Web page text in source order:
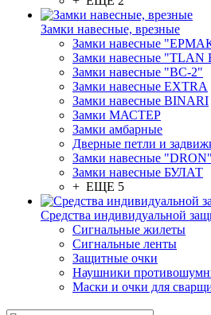
Замки навесные, врезные
Замки навесные
Замки навесные "TLAN
Замки навесные "ВС-2"
Замки навесные EXTRA
Замки навесные BINARI
Замки МАСТЕР
Замки амбарные
Дверные петли и
Замки навесные "DRON"
Замки навесные БУЛАТ
+ ЕЩЕ 5
Средства индивидуальной
Сигнальные жилеты
Сигнальные ленты
Защитные очки
Наушники
Маски и очки для